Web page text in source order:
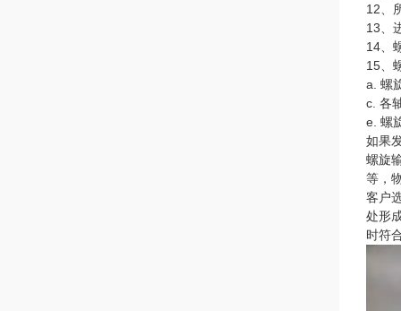
12、
13、
14、
15、
a. 螺
c. 各
e. 螺
如果
螺旋
等，
客户
处形
时符